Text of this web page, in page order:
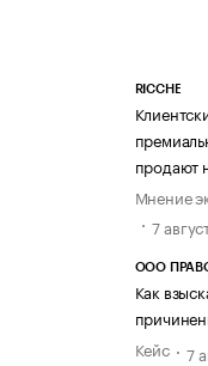
RICCHE
продают
Мнение
7
ООО
Как
Кейс
7